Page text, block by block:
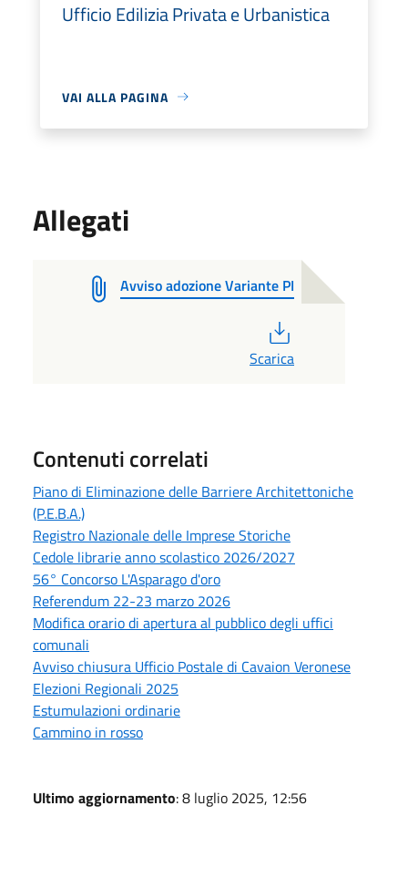
Ufficio Edilizia Privata e Urbanistica
VAI ALLA PAGINA
Allegati
Avviso adozione Variante PI
Scarica
Contenuti correlati
Piano di Eliminazione delle Barriere Architettoniche
(P.E.B.A.)
Registro Nazionale delle Imprese Storiche
Cedole librarie anno scolastico 2026/2027
56° Concorso L'Asparago d'oro
Referendum 22-23 marzo 2026
Modifica orario di apertura al pubblico degli uffici
comunali
Avviso chiusura Ufficio Postale di Cavaion Veronese
Elezioni Regionali 2025
Estumulazioni ordinarie
Cammino in rosso
Ultimo aggiornamento: 8 luglio 2025, 12:56